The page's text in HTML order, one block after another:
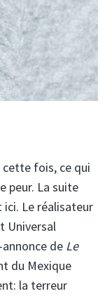
fois, ce qui
peur. La suite
ici. Le réalisateur
Universal
de Le
du Mexique
la terreur